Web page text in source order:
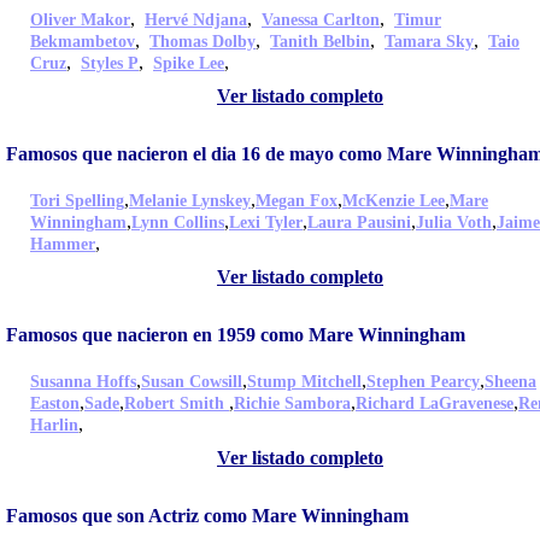
Oliver Makor, Hervé Ndjana, Vanessa Carlton, Timur
Bekmambetov, Thomas Dolby, Tanith Belbin, Tamara Sky, Taio
Cruz, Styles P, Spike Lee,
Ver listado completo
Famosos que nacieron el dia 16 de mayo como Mare
Tori Spelling,Melanie Lynskey,Megan Fox,McKenzie Lee,Mare
Winningham,Lynn Collins,Lexi Tyler,Laura Pausini,Julia Voth,Jaime
Hammer,
Ver listado completo
Famosos que nacieron en 1959 como Mare Winningham
Susanna Hoffs,Susan Cowsill,Stump Mitchell,Stephen Pearcy,Sheena
Easton,Sade,Robert Smith ,Richie Sambora,Richard LaGravenese,
Harlin,
Ver listado completo
Famosos que son Actriz como Mare Winningham